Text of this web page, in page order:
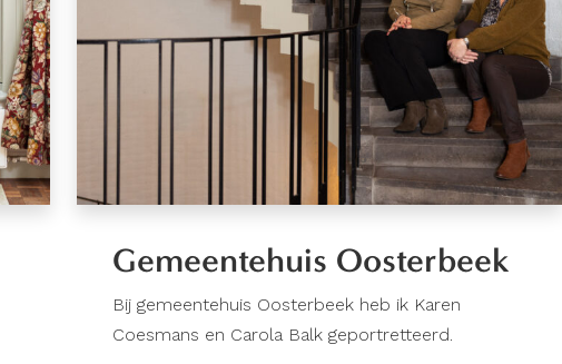
Gemeentehuis Oosterbeek
Bij gemeentehuis Oosterbeek heb ik Karen
Coesmans en Carola Balk geportretteerd.